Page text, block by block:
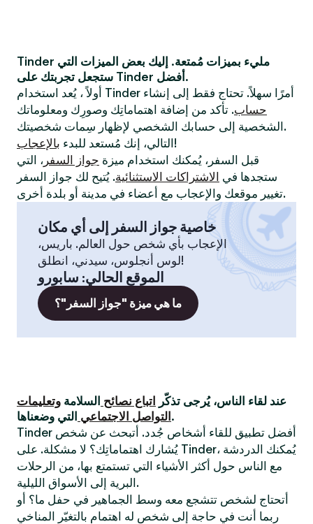
Tinder مليء بميزات مُمتعة. إليك بعض الميزات التي
ستجعل تجربتك على Tinder أفضل.
أولاً ، يُعد استخدام Tinder أمرًا سهلاً. تحتاج فقط إلى إنشاء
حساب. تأكد من إضافة اهتماماتِك وصورِك ومعلوماتك
الشخصية إلى حسابك الشخصي لإظهار سِمات شخصيتك.
التالي، إنك مُستعد للبدء بالإعجاب
!
قبل السفر، يُمكنك استخدام ميزة جواز السفر ، التي
ستجدها في الاشتراكات الاستثنائية. يُتيح لك جواز السفر
تغيير موقعك والإعجاب مع أعضاء في مدينة أو بلدة أخرى.
خاصية جواز السفر إلى أي مكان
الإعجاب بأي شخص حول العالم. باريس،
لوس أنجلوس، سيدني، انطلق!
الموقع الحالي: سابورو
ما هي ميزة "جواز السفر"؟
عند لقاء الناس، يُرجى تذكّر اتباع نصائح السلامة وتعليمات
التواصل الاجتماعي التي وضعناها.
Tinder أفضل تطبيق للقاء أشخاص جُدد. أتبحث عن شخص
يُشارك اهتماماتِك؟ لا مشكلة. على Tinder، يُمكنك الدردشة
مع الناس حول أكثر الأشياء التي تستمتع بها، من الرحلات
البرية إلى الأسواق الليلية.
أتحتاج لشخص تتشجع معه وسط الجماهير في حفل ما؟ أو
ربما أنت في حاجة إلى شخص له اهتمام بالتغيّر المناخي